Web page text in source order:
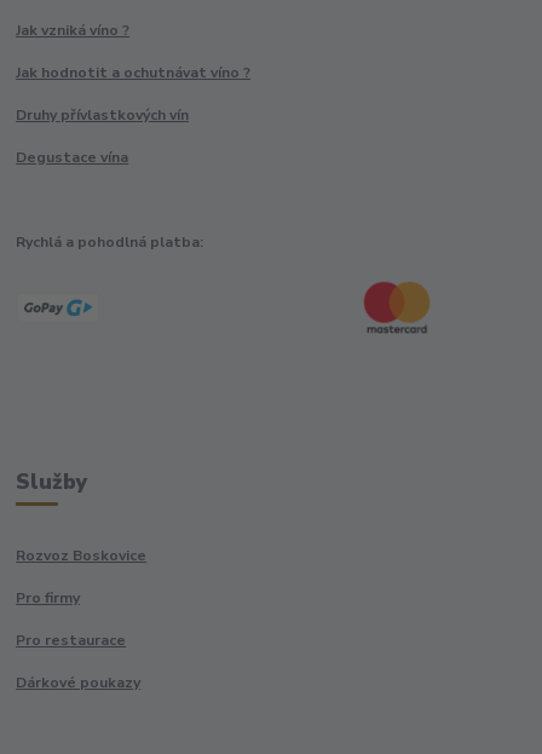
Jak vzniká víno ?
Jak hodnotit a ochutnávat víno ?
Druhy přívlastkových vín
Degustace vína
Rychlá a pohodlná platba:
Služby
Rozvoz Boskovice
Pro firmy
Pro restaurace
Dárkové poukazy